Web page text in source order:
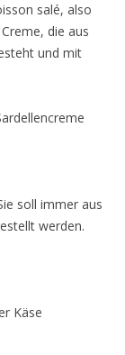
salé, also
die aus
und mit
soll immer aus
werden.
Käse